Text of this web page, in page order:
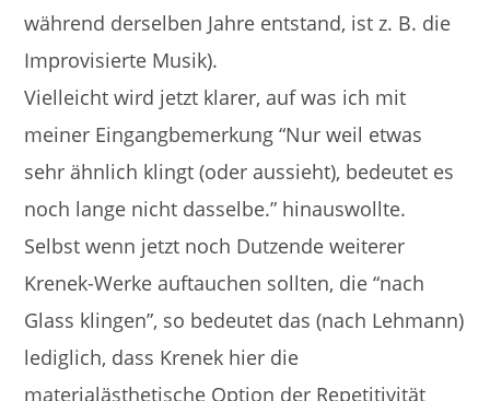
während derselben Jahre entstand, ist z. B. die
Improvisierte Musik).
Vielleicht wird jetzt klarer, auf was ich mit
meiner Eingangbemerkung “Nur weil etwas
sehr ähnlich klingt (oder aussieht), bedeutet es
noch lange nicht dasselbe.” hinauswollte.
Selbst wenn jetzt noch Dutzende weiterer
Krenek-Werke auftauchen sollten, die “nach
Glass klingen”, so bedeutet das (nach Lehmann)
lediglich, dass Krenek hier die
materialästhetische Option der Repetitivität